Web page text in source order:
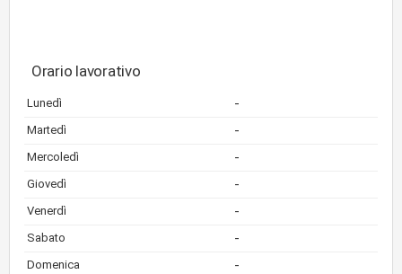
Orario lavorativo
Lunedì -
Martedì -
Mercoledì -
Giovedì -
Venerdì -
Sabato -
Domenica -